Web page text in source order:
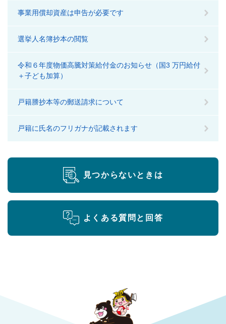
事業用償却資産は申告が必要です
選挙人名簿抄本の閲覧
令和６年度物価⾼騰対策給付⾦のお知らせ（国3 万円給付
＋⼦ども加算）
戸籍謄抄本等の郵送請求について
戸籍に氏名のフリガナが記載されます
見つからないときは
よくある質問と回答